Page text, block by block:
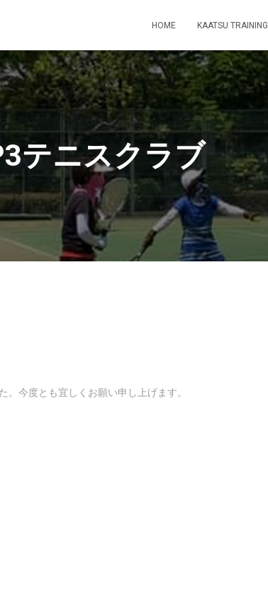
HOME KAATSU TRAINING
テニスクラブ
今度とも宜しくお願い申し上げます。